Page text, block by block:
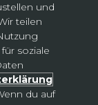
Einstellungen
КМ)
und
teilen
soziale
du auf